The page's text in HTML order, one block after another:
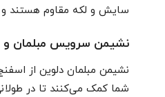
سایش و لکه مقاوم هستند و به
نشیمن سرویس مبلمان و
شما کمک می‌کنند تا در